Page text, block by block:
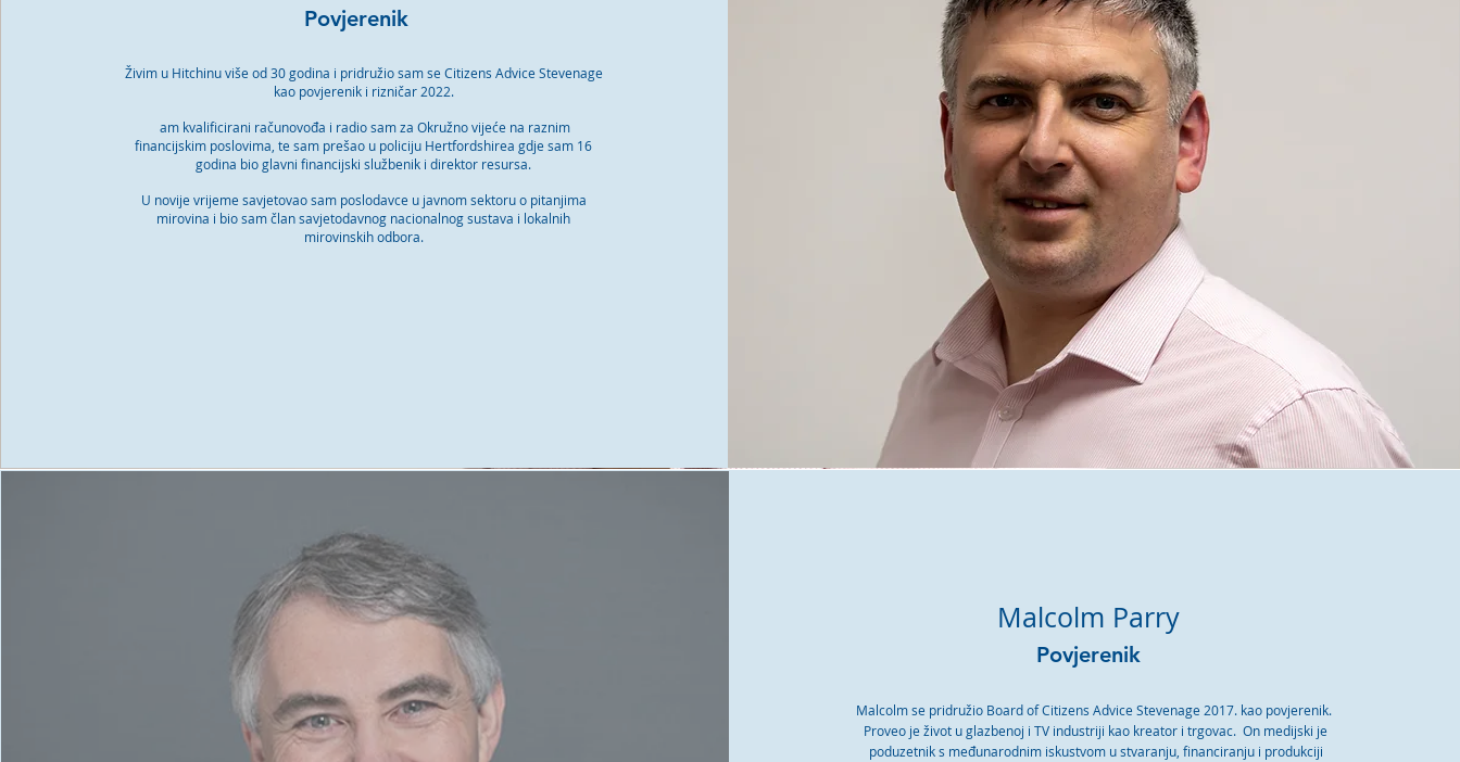
Povjerenik
Živim u Hitchinu više od 30 godina i pridružio sam se Citizens Advice Stevenage
kao povjerenik i rizničar 2022.
am kvalificirani računovođa i radio sam za Okružno vijeće na raznim
financijskim poslovima, te sam prešao u policiju Hertfordshirea gdje sam 16
godina bio glavni financijski službenik i direktor resursa.
U novije vrijeme savjetovao sam poslodavce u javnom sektoru o pitanjima
mirovina i bio sam član savjetodavnog nacionalnog sustava i lokalnih
mirovinskih odbora.
Malcolm Parry
Povjerenik
Malcolm se pridružio Board of Citizens Advice Stevenage 2017. kao povjerenik.
Proveo je život u glazbenoj i TV industriji kao kreator i trgovac. On medijski je
poduzetnik s međunarodnim iskustvom u stvaranju, financiranju i produkciji